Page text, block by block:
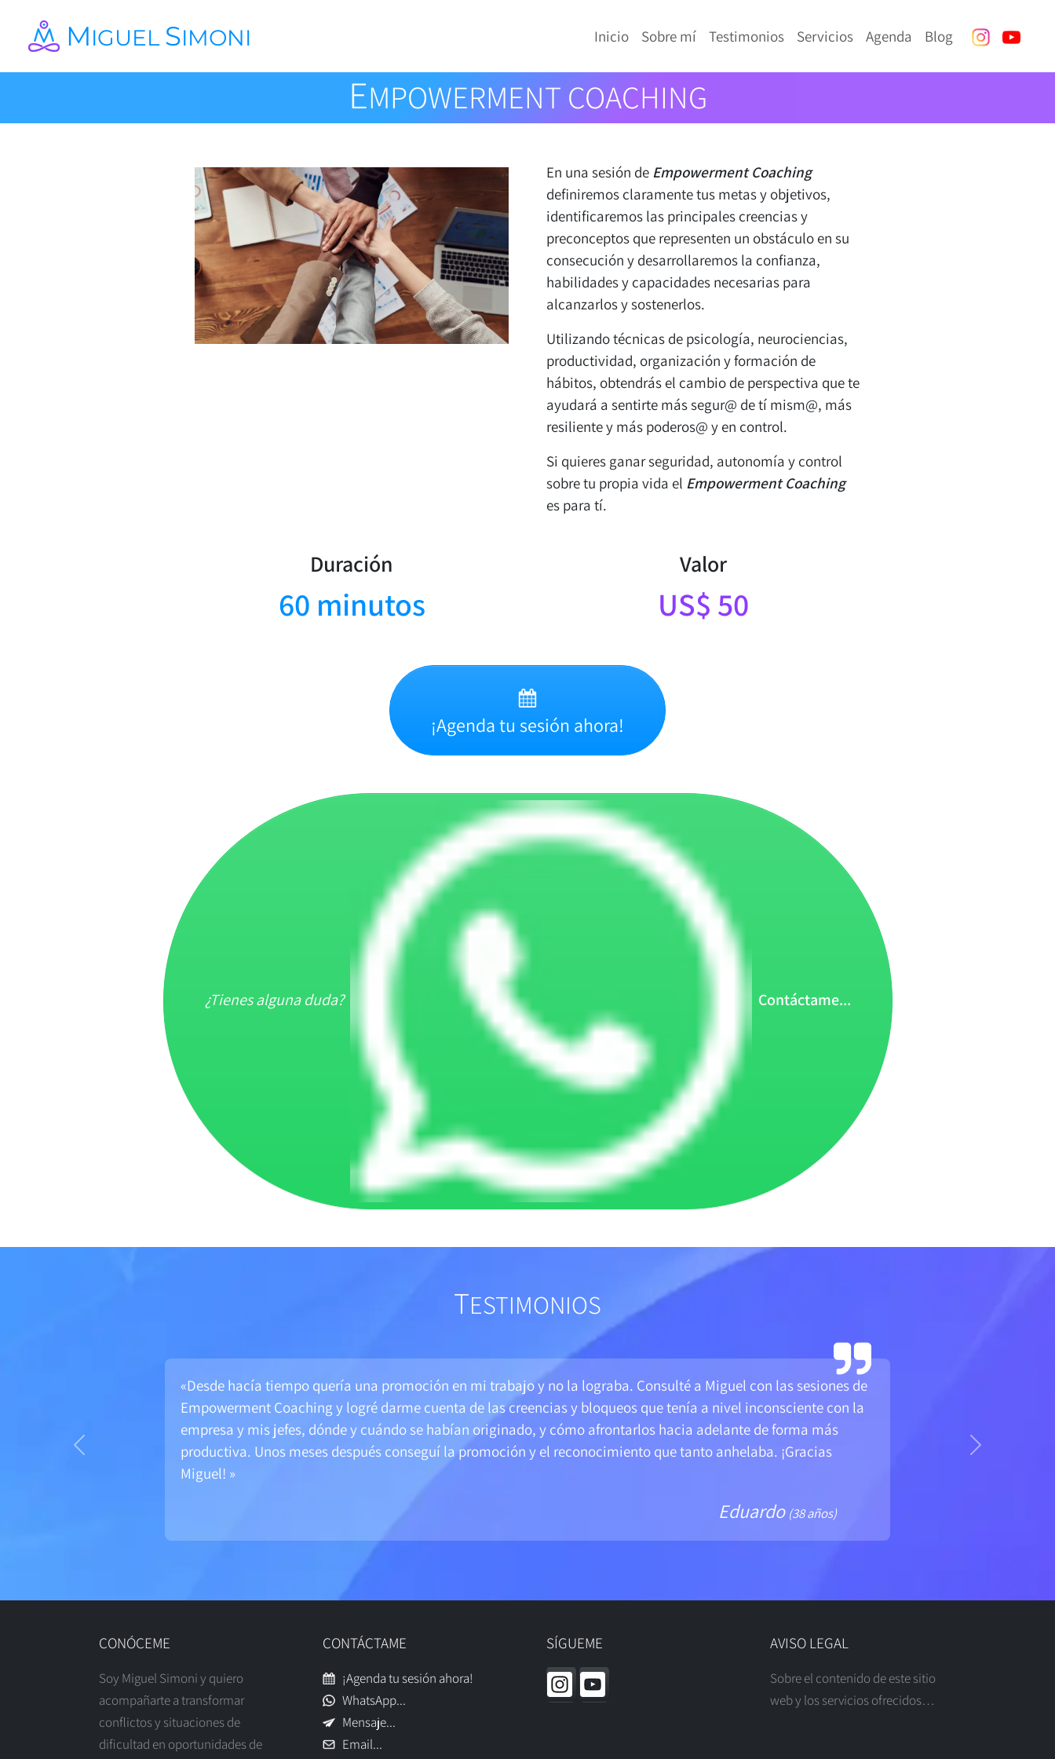
MIGUEL SIMONI Inicio Sobre mí Testimonios Servicios Agenda Blog
EMPOWERMENT COACHING
En una sesión deEmpowerment Coaching
definiremos claramente tus metas y objetivos,
identificaremos las principales creencias y
preconceptos que representen un obstáculo en su
consecución y desarrollaremos la confianza,
habilidades y capacidades necesarias para
alcanzarlos y sostenerlos.
Utilizando técnicas de psicología, neurociencias,
productividad, organización y formación de
hábitos, obtendrás el cambio de perspectiva que te
ayudará a sentirte más segur@ de tí mism@, más
resiliente y más poderos@ y en control.
Si quieres ganar seguridad, autonomía y control
sobre tu propia vida el Empowerment Coaching
es para tí.
Duración
60 minutos
Valor
US$ 50
¡Agenda tu sesión ahora!
¿Tienes alguna duda? Contáctame...
TESTIMONIOS
«Desde hacía tiempo quería una promoción en mi trabajo y no la lograba. Consulté a Miguel con las sesiones de
Empowerment Coaching y logré darme cuenta de las creencias y bloqueos que tenía a nivel inconsciente con la
empresa y mis jefes, dónde y cuándo se habían originado, y cómo afrontarlos hacia adelante de forma más
productiva. Unos meses después conseguí la promoción y el reconocimiento que tanto anhelaba. ¡Gracias
Miguel! »
Eduardo (38 años)
Previo Siguiente
CONÓCEME
Soy Miguel Simoni y quiero
acompañarte a transformar
conflictos y situaciones de
dificultad en oportunidades de
CONTÁCTAME
¡Agenda tu sesión ahora!
WhatsApp...
Mensaje...
Email...
SÍGUEME AVISO LEGAL
Sobre el contenido de este sitio
web y los servicios ofrecidos…